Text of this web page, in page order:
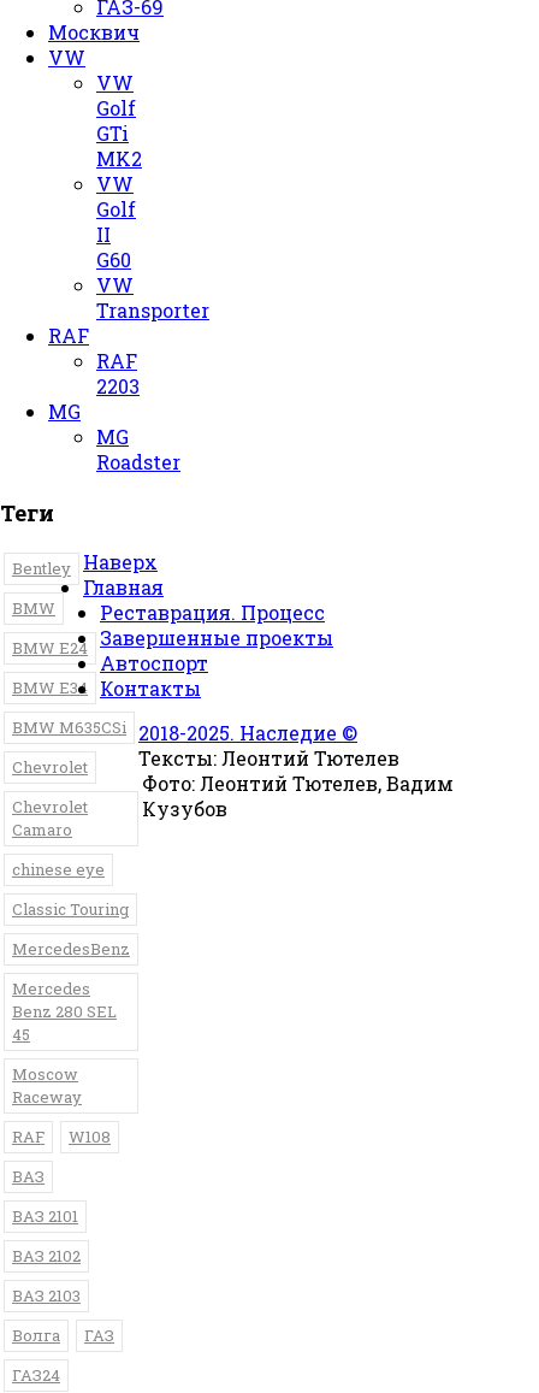
ГАЗ-69
Москвич
VW
VW
Golf
GTi
MK2
VW
Golf
II
G60
VW
Transporter
RAF
RAF
2203
MG
MG
Roadster
Теги
Bentley
BMW
BMW E24
BMW E34
BMW M635CSi
Chevrolet
Chevrolet
Camaro
chinese eye
Classic Touring
MercedesBenz
Mercedes
Benz 280 SEL
45
Moscow
Raceway
RAF
W108
ВАЗ
ВАЗ 2101
ВАЗ 2102
ВАЗ 2103
Волга
ГАЗ
ГАЗ24
Наверх
Главная
Реставрация. Процесс
Завершенные проекты
Автоспорт
Контакты
2018-2025. Наследие ©
Тексты: Леонтий Тютелев
Фото: Леонтий Тютелев, Вадим
Кузубов